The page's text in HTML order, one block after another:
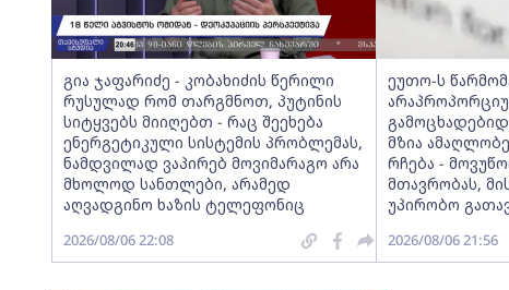
გია ჯაფარიძე - კობახიძის წერილი
რუსულად რომ თარგმნოთ, პუტინის
სიტყვებს მიიღებთ - რაც შეეხება
ენერგეტიკული სისტემის პრობლემას,
ნამდვილად ვაპირებ მოვიმარაგო არა
მხოლოდ სანთლები, არამედ
აღვადგინო ხაზის ტელეფონიც
2026/08/06 22:08
ეუთო-ს
მზია
რჩება -
მთავრობას,
უპირობო
2026/08/06 21:56